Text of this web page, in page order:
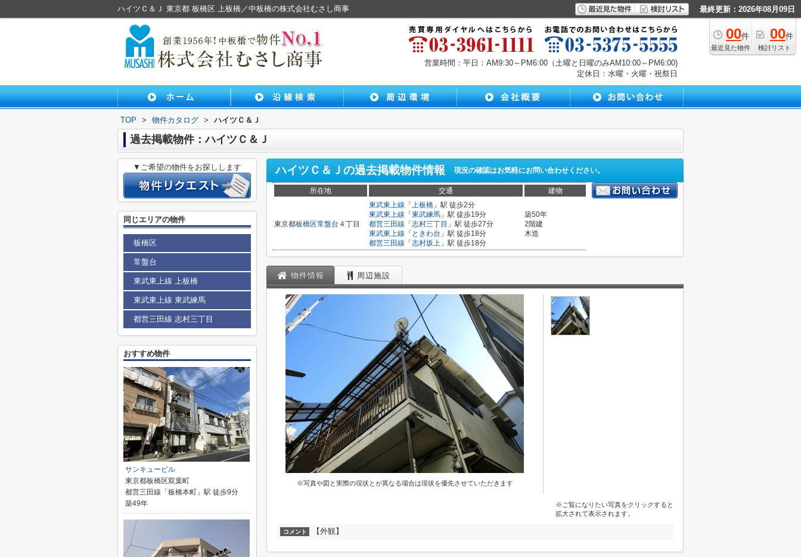
ハイツＣ＆Ｊ 東京都 板橋区 上板橋／中板橋の株式会社むさし商事 最終更新：2026年08月09日
00件
最近見た物件
00件
検討リスト
営業時間：平日：AM9:30～PM6:00（土曜と日曜のみAM10:00～PM6:00)
定休日：水曜・火曜・祝祭日
TOP > 物件カタログ > ハイツＣ＆Ｊ
過去掲載物件：ハイツＣ＆Ｊ
ハイツＣ＆Ｊ の過去掲載物件情報 現況の確認はお気軽にお問い合わせください。
所在地 交通 建物
東京都板橋区常盤台 ４丁目
東武東上線 「 上板橋 」駅 徒歩2分
東武東上線 「 東武練馬 」駅 徒歩19分
都営三田線 「 志村三丁目 」駅 徒歩27分
東武東上線 「 ときわ台 」駅 徒歩18分
都営三田線 「 志村坂上 」駅 徒歩18分
築50年
2階建
木造
物件情報 周辺施設
※写真や図と実際の現状とが異なる場合は現状を優先させていただきます
※ご覧になりたい写真をクリックすると
拡大されて表示されます。
コメント 【外観】
▼ご希望の物件をお探しします
同じエリアの物件
板橋区
常盤台
東武東上線 上板橋
東武東上線 東武練馬
都営三田線 志村三丁目
おすすめ物件
サンキュービル
東京都板橋区双葉町
都営三田線「板橋本町」駅 徒歩9分
築49年